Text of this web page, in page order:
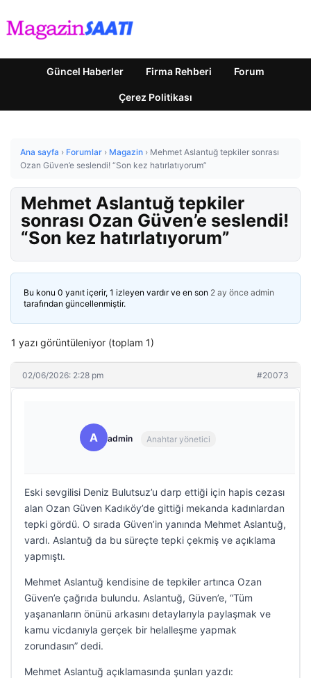
Güncel Haberler Firma Rehberi Forum
Çerez Politikası
Ana sayfa › Forumlar › Magazin › Mehmet Aslantuğ tepkiler sonrası
Ozan Güven’e seslendi! “Son kez hatırlatıyorum”
Mehmet Aslantuğ tepkiler
sonrası Ozan Güven’e seslendi!
“Son kez hatırlatıyorum”
Bu konu 0 yanıt içerir, 1 izleyen vardır ve en son 2 ay önce admin
tarafından güncellenmiştir.
1 yazı görüntüleniyor (toplam 1)
02/06/2026: 2:28 pm #20073
A admin Anahtar yönetici
Eski sevgilisi Deniz Bulutsuz’u darp ettiği için hapis cezası
alan Ozan Güven Kadıköy’de gittiği mekanda kadınlardan
tepki gördü. O sırada Güven’in yanında Mehmet Aslantuğ,
vardı. Aslantuğ da bu süreçte tepki çekmiş ve açıklama
yapmıştı.
Mehmet Aslantuğ kendisine de tepkiler artınca Ozan
Güven’e çağrıda bulundu. Aslantuğ, Güven’e, “Tüm
yaşananların önünü arkasını detaylarıyla paylaşmak ve
kamu vicdanıyla gerçek bir helalleşme yapmak
zorundasın” dedi.
Mehmet Aslantuğ açıklamasında şunları yazdı: